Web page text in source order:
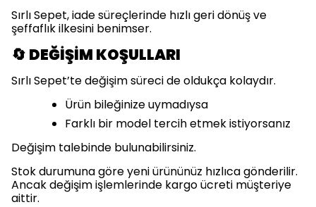
Sırlı Sepet, iade süreçlerinde hızlı geri dönüş ve
şeffaflık ilkesini benimser.
🔄 DEĞİŞİM KOŞULLARI
Sırlı Sepet’te değişim süreci de oldukça kolaydır.
Ürün bileğinize uymadıysa
Farklı bir model tercih etmek istiyorsanız
Değişim talebinde bulunabilirsiniz.
Stok durumuna göre yeni ürününüz hızlıca gönderilir.
Ancak değişim işlemlerinde kargo ücreti müşteriye
aittir.